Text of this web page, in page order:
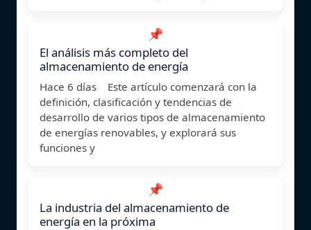
📌
El análisis más completo del
almacenamiento de energía
Hace 6 días Este artículo comenzará con la
definición, clasificación y tendencias de
desarrollo de varios tipos de almacenamiento
de energías renovables, y explorará sus
funciones y
📌
La industria del almacenamiento de
energía en la próxima